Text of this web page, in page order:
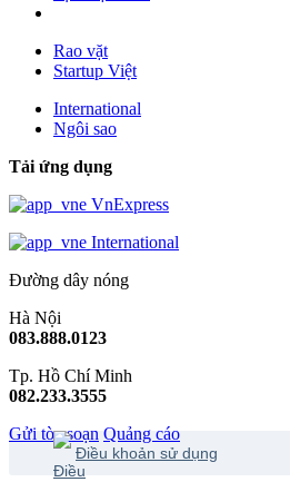
Rao vặt
Startup Việt
International
Ngôi sao
Tải ứng dụng
VnExpress
International
Đường dây nóng
Hà Nội
083.888.0123
Tp. Hồ Chí Minh
082.233.3555
Gửi tòa soạn Quảng cáo
Điều khoản sử dụng